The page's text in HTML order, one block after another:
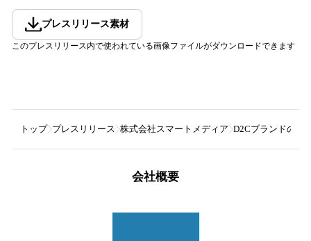
プレスリリース素材
このプレスリリース内で使われている画像ファイルがダウンロードできます
トップ プレスリリース 株式会社スマートメディア D2Cブランドの
会社概要